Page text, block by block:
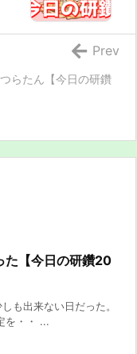
らたん【今日の研鑽
Prev
た【今日の研鑽20
も出来ない日だった。
を・・ ...